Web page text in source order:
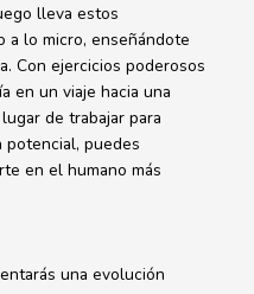
lleva estos
a lo micro, enseñándote
Con ejercicios poderosos
en un viaje hacia una
de trabajar para
potencial, puedes
en el humano más
una evolución